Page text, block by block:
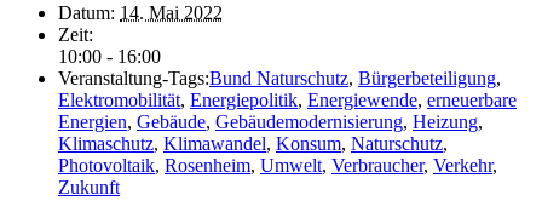
Datum: 14. Mai 2022
Zeit:
10:00 - 16:00
Veranstaltung-Tags:Bund Naturschutz, Bürgerbeteiligung,
Elektromobilität, Energiepolitik, Energiewende, erneuerbare
Energien, Gebäude, Gebäudemodernisierung, Heizung,
Klimaschutz, Klimawandel, Konsum, Naturschutz,
Photovoltaik, Rosenheim, Umwelt, Verbraucher, Verkehr,
Zukunft